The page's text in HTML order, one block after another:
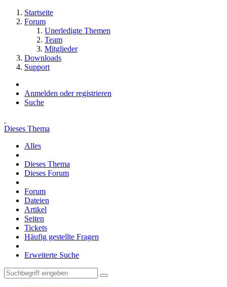
Startseite
Forum
Unerledigte Themen
Team
Mitglieder
Downloads
Support
Anmelden oder registrieren
Suche
Dieses Thema
Alles
Dieses Thema
Dieses Forum
Forum
Dateien
Artikel
Seiten
Tickets
Häufig gestellte Fragen
Erweiterte Suche